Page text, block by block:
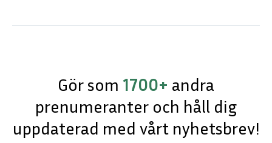
Gör som 1700+ andra
prenumeranter och håll dig
uppdaterad med vårt nyhetsbrev!